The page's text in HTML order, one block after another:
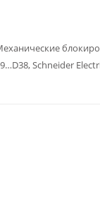
Schneider